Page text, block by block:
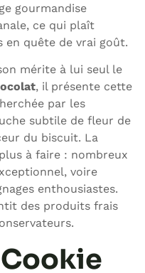
gourmandise
ce qui plaît
en quête de vrai goût.
mérite à lui seul le
, il présente cette
par les
subtile de fleur de
du biscuit. La
à faire : nombreux
voire
enthousiastes.
des produits frais